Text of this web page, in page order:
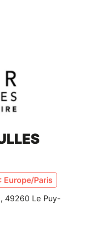
Europe/Paris
49260 Le Puy-